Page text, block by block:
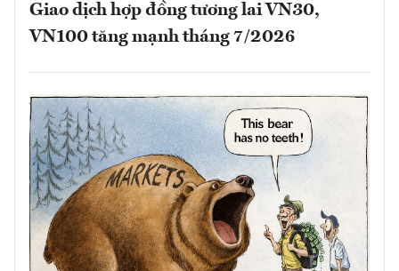
Giao dịch hợp đồng tương lai VN30,
VN100 tăng mạnh tháng 7/2026